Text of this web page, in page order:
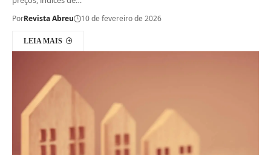
PorRevista Abreu 10 de fevereiro de 2026
LEIA MAIS